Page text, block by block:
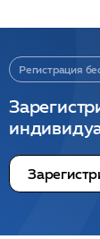
Регистрация